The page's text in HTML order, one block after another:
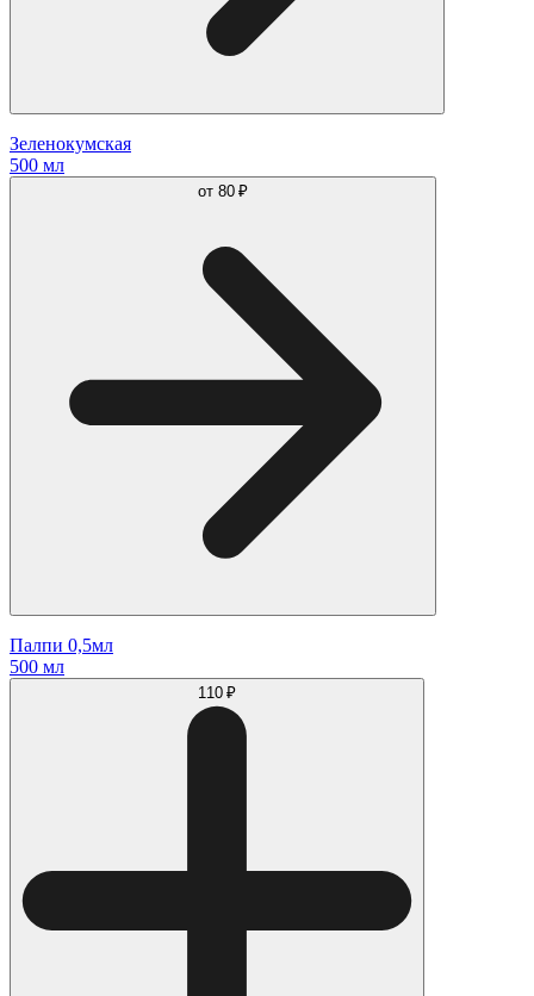
Зеленокумская
500 мл
от 80 ₽
Палпи 0,5мл
500 мл
110 ₽